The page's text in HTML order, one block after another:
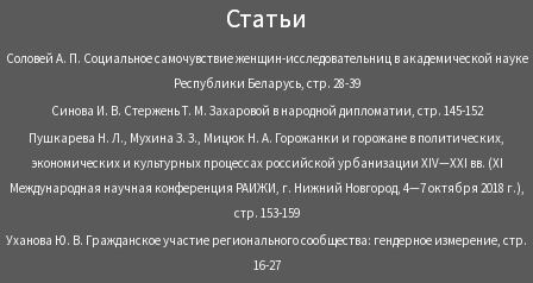
Статьи
Соловей А. П. Социальное самочувствие женщин-исследовательниц в академической науке
Республики Беларусь, стр. 28-39
Синова И. В. Стержень Т. М. Захаровой в народной дипломатии, стр. 145-152
Пушкарева Н. Л., Мухина З. З., Мицюк Н. А. Горожанки и горожане в политических,
экономических и культурных процессах российской урбанизации XIV—XXI вв. (XI
Международная научная конференция РАИЖИ, г. Нижний Новгород, 4—7 октября 2018 г.),
стр. 153-159
Уханова Ю. В. Гражданское участие регионального сообщества: гендерное измерение, стр.
16-27